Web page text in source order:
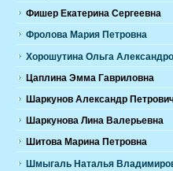
Фишер Екатерина Сергеевна
Фролова Мария Петровна
Хорошутина Ольга
Цаплина Эмма Гавриловна
Шаркунов Александр
Шаркунова Лина Валерьевна
Шитова Марина Петровна
Шмыгаль Наталья